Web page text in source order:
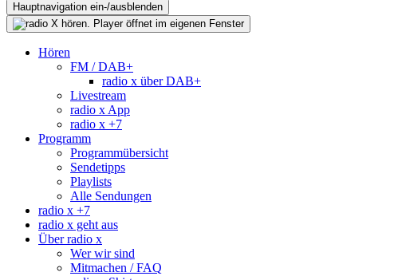
Hauptnavigation ein-/ausblenden
Hören
FM / DAB+
radio x über DAB+
Livestream
radio x App
radio x +7
Programm
Programmübersicht
Sendetipps
Playlists
Alle Sendungen
radio x +7
radio x geht aus
Über radio x
Wer wir sind
Mitmachen / FAQ